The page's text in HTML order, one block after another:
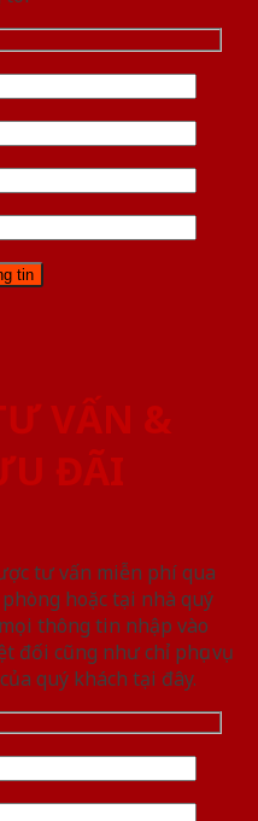
VẤN &
ĐÃI
tư vấn miễn phí qua
hoặc tại nhà quý
thông tin nhập vào
cũng như chỉ phục vụ
quý khách tại đây.